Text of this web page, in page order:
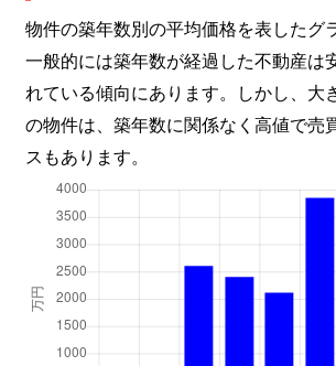
物件の築年数別の平均価格を表したグ
一般的には築年数が経過した不動産は
れている傾向にあります。しかし、大
の物件は、築年数に関係なく高値で売
スもあります。